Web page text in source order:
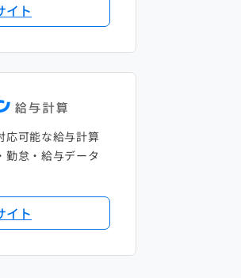
イト
応可能な給与計算
勤怠・給与データ
イト